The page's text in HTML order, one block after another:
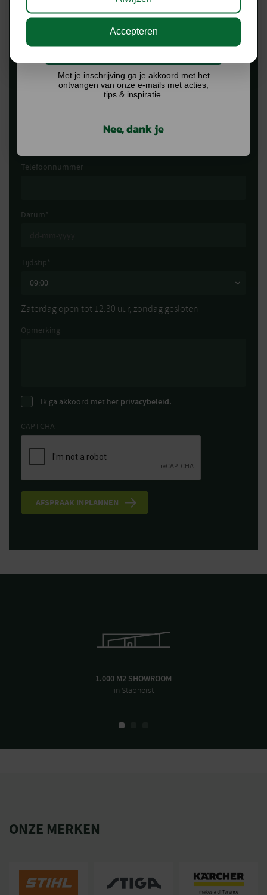
Voornaam
Achternaam
Telefoonnummer
Datum *
Tijdstip*
Zaterdag open tot 12:30 uur, zondag gesloten
Opmerking
Ik ga akkoord met het privacybeleid.
CAPTCHA
1.000 M2 SHOWROOM
in Staphorst
ONZE MERKEN
Accepteren
Ik doe graag mee!
Met je inschrijving ga je akkoord met het
ontvangen van onze e-mails met acties,
tips & inspiratie.
Nee, dank je